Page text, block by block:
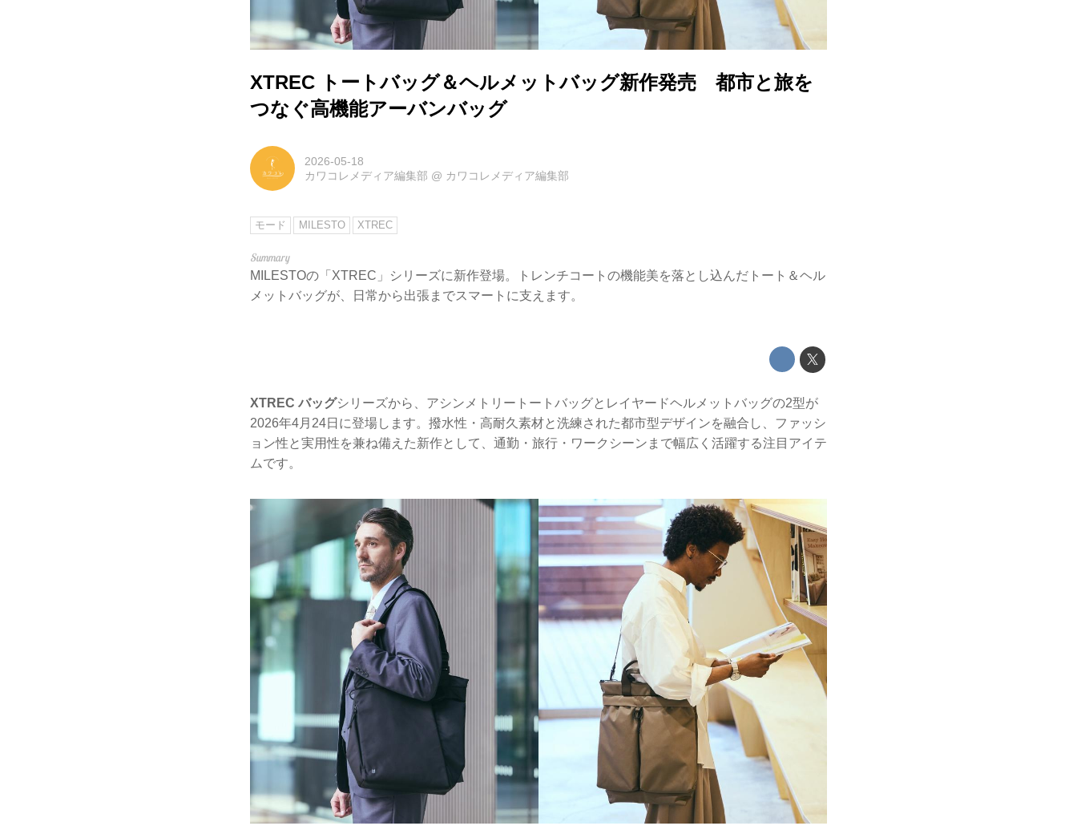
XTREC トートバッグ＆ヘルメットバッグ新作発売 都市と旅を
つなぐ高機能アーバンバッグ
2026-05-18
カワコレメディア編集部 @ カワコレメディア編集部
モード MILESTO XTREC
MILESTOの「XTREC」シリーズに新作登場。トレンチコートの機能美を落とし込んだトート＆ヘル
メットバッグが、日常から出張までスマートに支えます。
XTREC バッグシリーズから、アシンメトリートートバッグとレイヤードヘルメットバッグの2型が
2026年4月24日に登場します。撥水性・高耐久素材と洗練された都市型デザインを融合し、ファッシ
ョン性と実用性を兼ね備えた新作として、通勤・旅行・ワークシーンまで幅広く活躍する注目アイテ
ムです。